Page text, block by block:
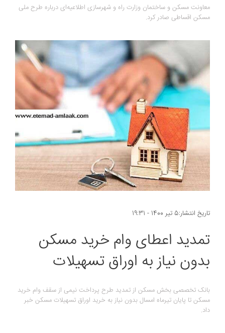
معاونت مسکن و ساختمان وزارت راه و شهرسازی اطلاعیه‌ای درباره طرح ملی
مسکن اقساطی صادر کرد.
تاریخ انتشار:5 تیر 1400 - 19:31
تمدید اعطای وام خرید مسکن
بدون نیاز به اوراق تسهیلات
بانک تخصصی بخش مسکن از تمدید طرح پرداخت نیمی از سقف وام خرید
مسکن تا پایان تیرماه امسال بدون نیاز به خرید اوراق تسهیلات مسکن خبر
داد.